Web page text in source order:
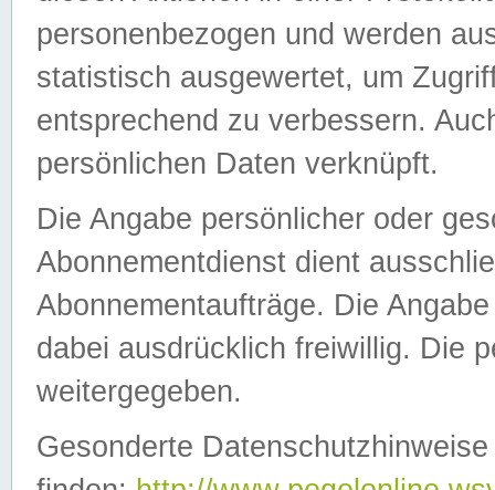
personenbezogen und werden
statistisch ausgewertet, um
entsprechend zu verbessern.
persönlichen Daten verknüpft.
Die Angabe persönlicher oder
Abonnementdienst dient
Abonnementaufträge. Die
dabei ausdrücklich freiwillig. Die
weitergegeben.
Gesonderte